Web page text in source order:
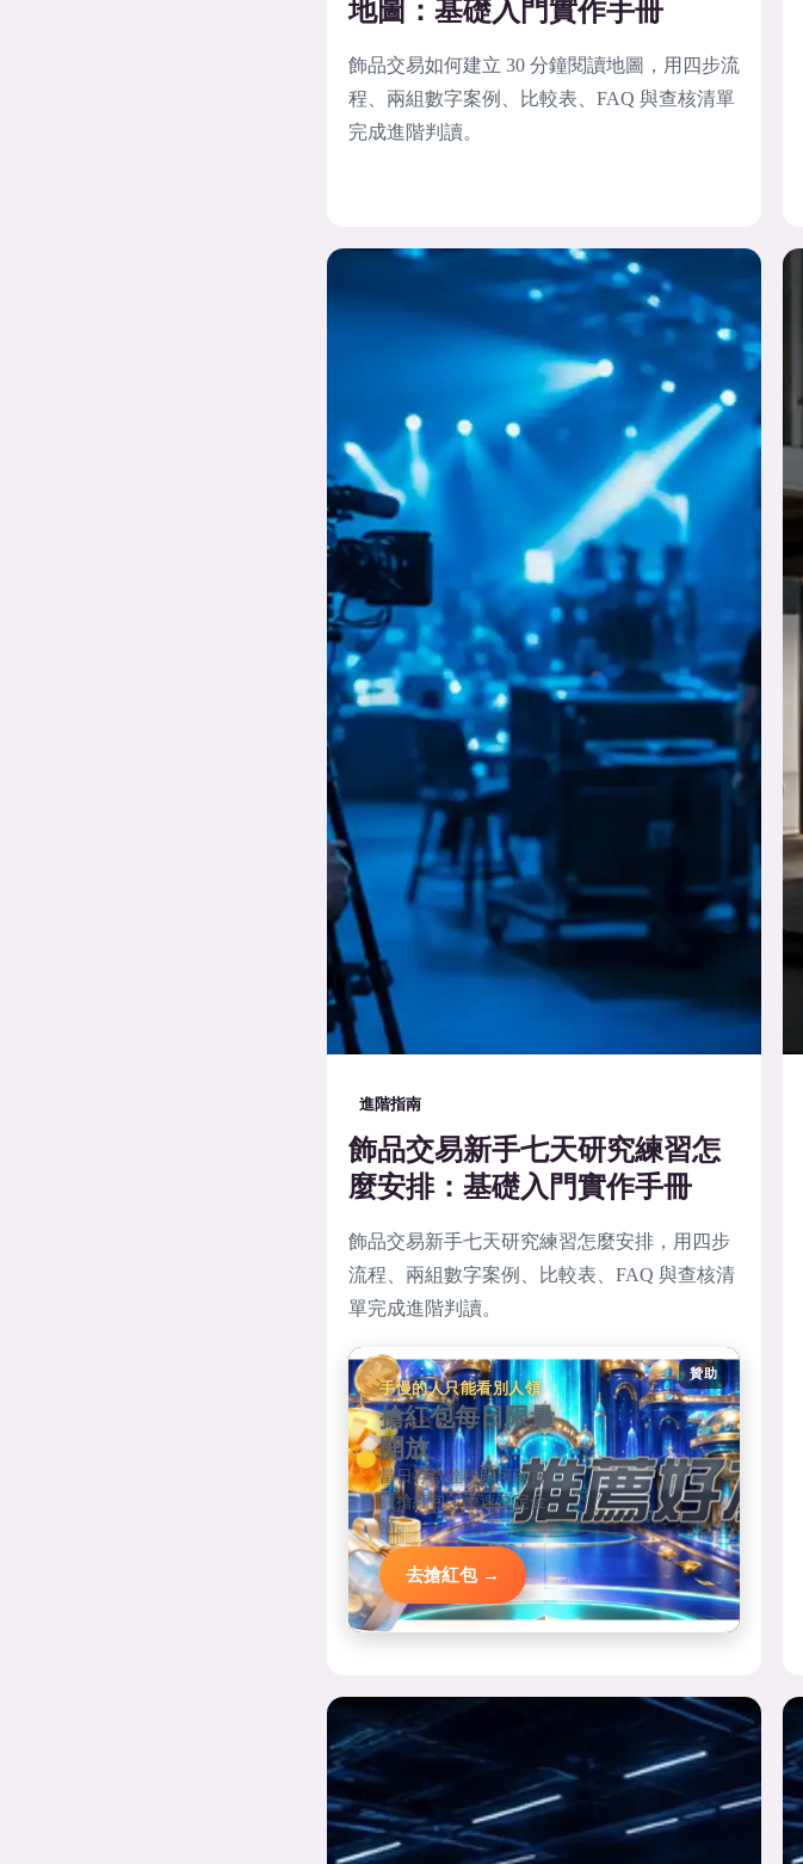
地圖：基礎入門實作手冊
飾品交易如何建立 30 分鐘閱讀地圖，用四步流
程、兩組數字案例、比較表、FAQ 與查核清單
完成進階判讀。
進階指南
飾品交易新手七天研究練習怎
麼安排：基礎入門實作手冊
飾品交易新手七天研究練習怎麼安排，用四步
流程、兩組數字案例、比較表、FAQ 與查核清
單完成進階判讀。
贊助
手慢的人只能看別人領
搶紅包每日限量
開放
當日存款達標即可到首
頁搶紅包，手速決定金
額。
去搶紅包 →